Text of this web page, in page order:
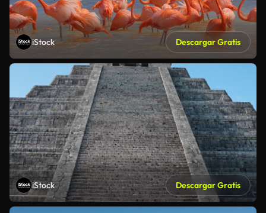
iStock Descargar Gratis
iStock Descargar Gratis